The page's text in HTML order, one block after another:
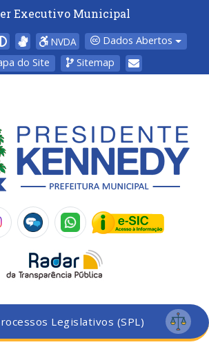
Executivo Municipal
NVDA
Dados Abertos
do Site
Sitemap
Legislativos (SPL)